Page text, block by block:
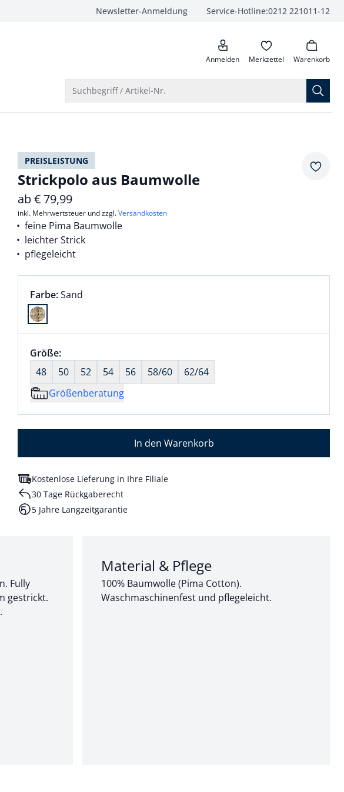
Newsletter-Anmeldung Service-Hotline:0212 221011-12
anrufen
Anmelden Merkzettel Warenkorb
Suchbegriff / Artikel-Nr.
PREISLEISTUNG
Strickpolo aus Baumwolle
ab€ 79,99
inkl. Mehrwertsteuer und zzgl.Versandkosten
feine Pima Baumwolle
leichter Strick
pflegeleicht
Farbauswahl:
Farbe:aktuell ausgewählt:
Sand
Farbe Sand ausgewählt
Größenauswahl:
Größe:nichts ausgewählt
48
50 52 54 56 58/60
62/64
Größenberatung
In den Warenkorb
Kostenlose Lieferung in Ihre Filiale
30 Tage Rückgaberecht
5 Jahre Langzeitgarantie
Fully
gestrickt.
Abschnitt 3 von 3:
Material & Pflege
100% Baumwolle (Pima Cotton).
Waschmaschinenfest und pflegeleicht.